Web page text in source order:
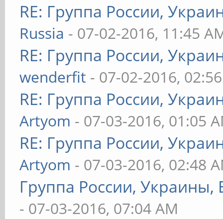
RE: Группа России,
Russia - 07-02-2016, 11:45
RE: Группа России,
wenderfit - 07-02-2016,
RE: Группа России,
Artyom - 07-03-2016, 01:05
RE: Группа России,
Artyom - 07-03-2016, 02:48
Группа России, Украины,
- 07-03-2016, 07:04 AM